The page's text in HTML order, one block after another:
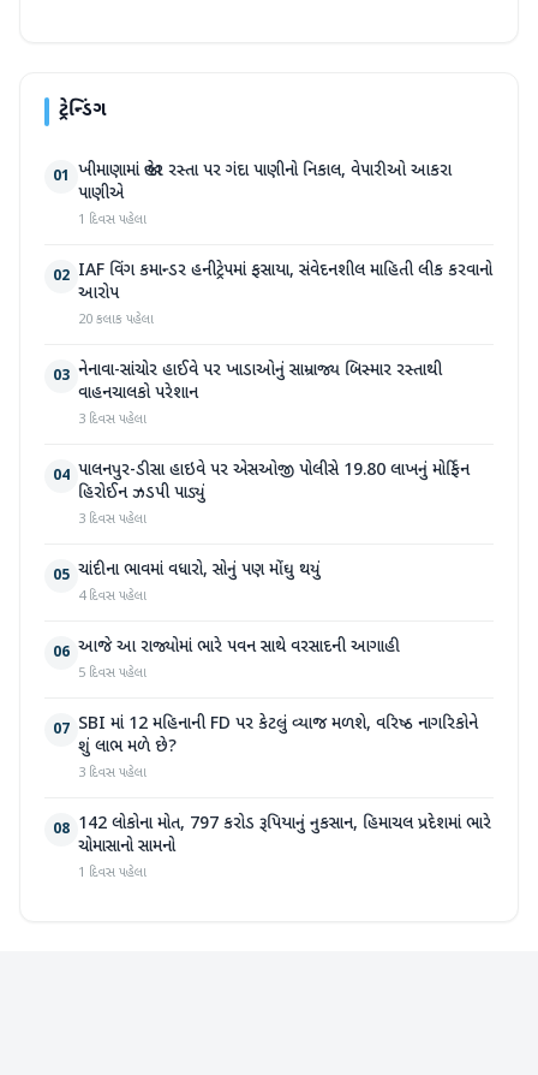
ટ્રેન્ડિંગ
01 ખીમાણામાં જાહેર રસ્તા પર ગંદા પાણીનો નિકાલ, વેપારીઓ આકરા
પાણીએ
1 દિવસ પહેલા
02 IAF વિંગ કમાન્ડર હનીટ્રેપમાં ફસાયા, સંવેદનશીલ માહિતી લીક કરવાનો
આરોપ
20 કલાક પહેલા
03 નેનાવા-સાંચોર હાઈવે પર ખાડાઓનું સામ્રાજ્ય બિસ્માર રસ્તાથી
વાહનચાલકો પરેશાન
3 દિવસ પહેલા
04 પાલનપુર-ડીસા હાઇવે પર એસઓજી પોલીસે 19.80 લાખનું મોર્ફિન
હિરોઈન ઝડપી પાડ્યું
3 દિવસ પહેલા
05 ચાંદીના ભાવમાં વધારો, સોનું પણ મોંઘુ થયું
4 દિવસ પહેલા
06 આજે આ રાજ્યોમાં ભારે પવન સાથે વરસાદની આગાહી
5 દિવસ પહેલા
07 SBI માં 12 મહિનાની FD પર કેટલું વ્યાજ મળશે, વરિષ્ઠ નાગરિકોને
શું લાભ મળે છે?
3 દિવસ પહેલા
08 142 લોકોના મોત, 797 કરોડ રૂપિયાનું નુકસાન, હિમાચલ પ્રદેશમાં ભારે
ચોમાસાનો સામનો
1 દિવસ પહેલા